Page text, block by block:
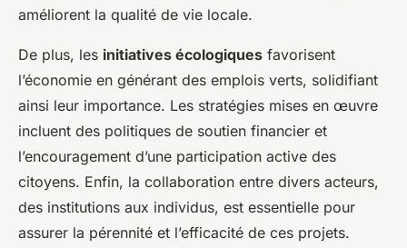
améliorent la qualité de vie locale.
De plus, les initiatives écologiques favorisent
l’économie en générant des emplois verts, solidifiant
ainsi leur importance. Les stratégies mises en œuvre
incluent des politiques de soutien financier et
l’encouragement d’une participation active des
citoyens. Enfin, la collaboration entre divers acteurs,
des institutions aux individus, est essentielle pour
assurer la pérennité et l’efficacité de ces projets.